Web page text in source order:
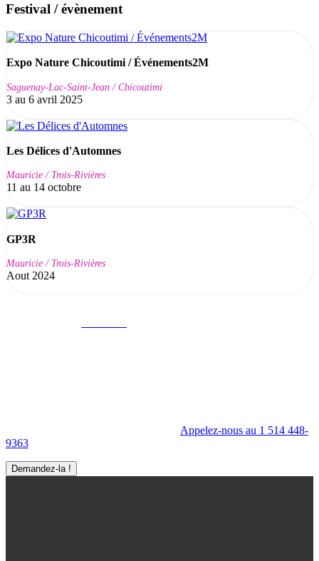
Festival / évènement
Expo Nature Chicoutimi / Événements2M
Saguenay-Lac-Saint-Jean / Chicoutimi
3 au 6 avril 2025
Les Délices d'Automnes
Mauricie / Trois-Rivières
11 au 14 octobre
GP3R
Mauricie / Trois-Rivières
Aout 2024
Appelez-nous au 1 514 448-
9363
Demandez-la !